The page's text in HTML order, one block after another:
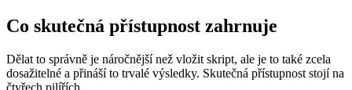
Co skutečná přístupnost zahrnuje
Dělat to správně je náročnější než vložit skript, ale je to také zcela
dosažitelné a přináší to trvalé výsledky. Skutečná přístupnost stojí na
čtyřech pilířích.